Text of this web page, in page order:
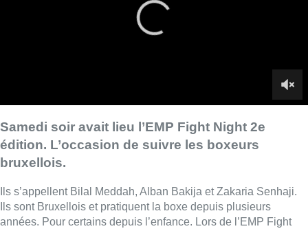
Ils s’appellent Bilal Meddah, Alban Bakija et Zakaria Senhaji.
Ils sont Bruxellois et pratiquent la boxe depuis plusieurs
années. Pour certains depuis l’enfance. Lors de l’EMP Fight
trois bruxellois n’auraient manqué cette soirée pour rien au
monde, d’autant que le lieu des combats se situait à Tour &
Donner une autre image de la boxe
image de la boxe, de “donner une meilleure image en invitant
les gens à venir voir“, soutient Omar Senhaji, organisateur du
gala. Pour ces sportifs, la boxe constitue un investissement de